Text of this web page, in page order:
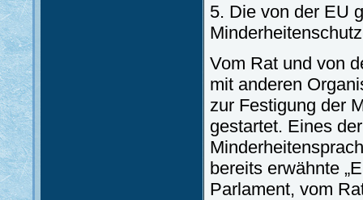
5. Die von der EU
Minderheitenschutz
Vom Rat und von
mit anderen
zur Festigung der
gestartet. Eines
bereits erwähnte
Parlament, vom